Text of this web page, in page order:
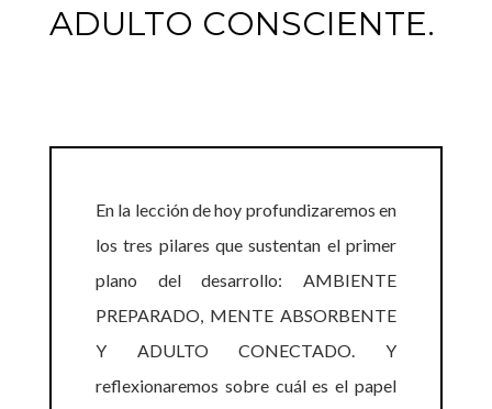
ADULTO CONSCIENTE.
En la lección de hoy profundizaremos en
los tres pilares que sustentan el primer
plano del desarrollo: AMBIENTE
PREPARADO, MENTE ABSORBENTE
Y ADULTO CONECTADO. Y
reflexionaremos sobre cuál es el papel